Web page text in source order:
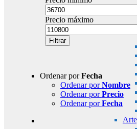
Precio máximo
Filtrar
Ordenar porFecha
Ordenar porNombre
Ordenar porPrecio
Ordenar porFecha